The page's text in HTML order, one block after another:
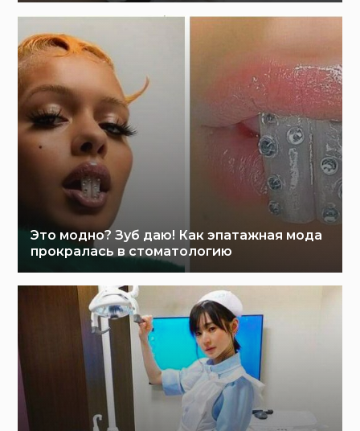
Это модно? Зуб даю! Как эпатажная мода
прокралась в стоматологию